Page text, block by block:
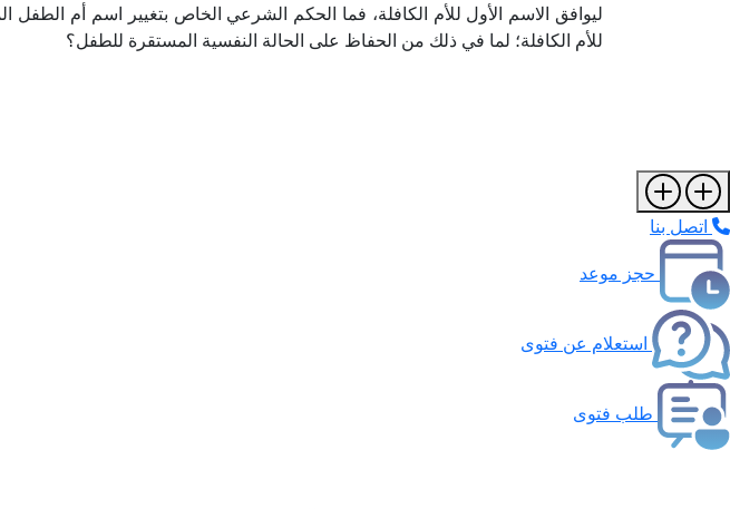
ليوافق الاسم الأول للأم الكافلة، فما الحكم الشرعي الخاص بتغيير اسم أم الطفل
للأم الكافلة؛ لما في ذلك من الحفاظ على الحالة النفسية المستقرة للطفل؟
اتصل بنا
حجز موعد
استعلام عن فتوى
طلب فتوى